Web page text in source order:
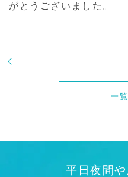
がとうございました。
一
平日夜間や